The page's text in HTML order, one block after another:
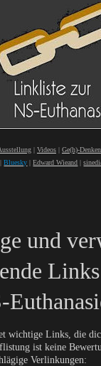
| Videos| Ge(h)-Denken
|Bluesky | Edward Wieand |
und
wichtige Links, die
ist keine
Verlinkungen: